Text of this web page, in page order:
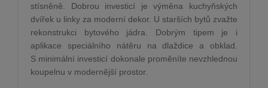
stísněně. Dobrou investicí je výměna kuchyňských
dvířek u linky za moderní dekor. U starších bytů zvažte
rekonstrukci bytového jádra. Dobrým tipem je i
aplikace speciálního nátěru na dlaždice a obklad.
S minimální investicí dokonale proměníte nevzhlednou
koupelnu v modernější prostor.